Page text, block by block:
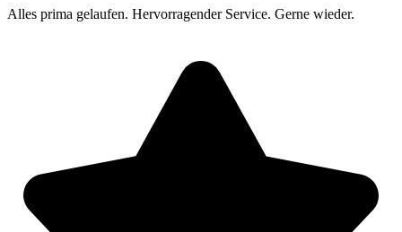
Alles prima gelaufen. Hervorragender Service. Gerne wieder.